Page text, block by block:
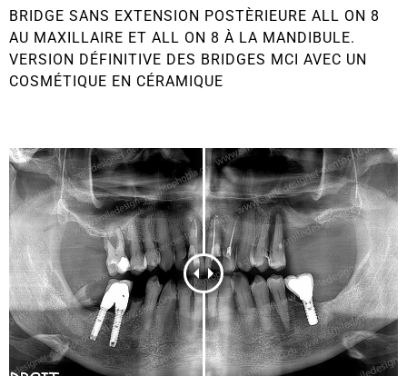
BRIDGE SANS EXTENSION POSTÈRIEURE ALL ON 8
AU MAXILLAIRE ET ALL ON 8 À LA MANDIBULE.
VERSION DÉFINITIVE DES BRIDGES MCI AVEC UN
COSMÉTIQUE EN CÉRAMIQUE